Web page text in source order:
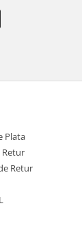
Plata
Retur
Retur